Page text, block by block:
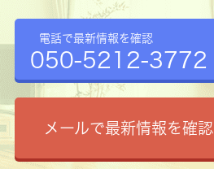
電話で最新情報を確認
050-5212-3772
メールで最新情報を確認